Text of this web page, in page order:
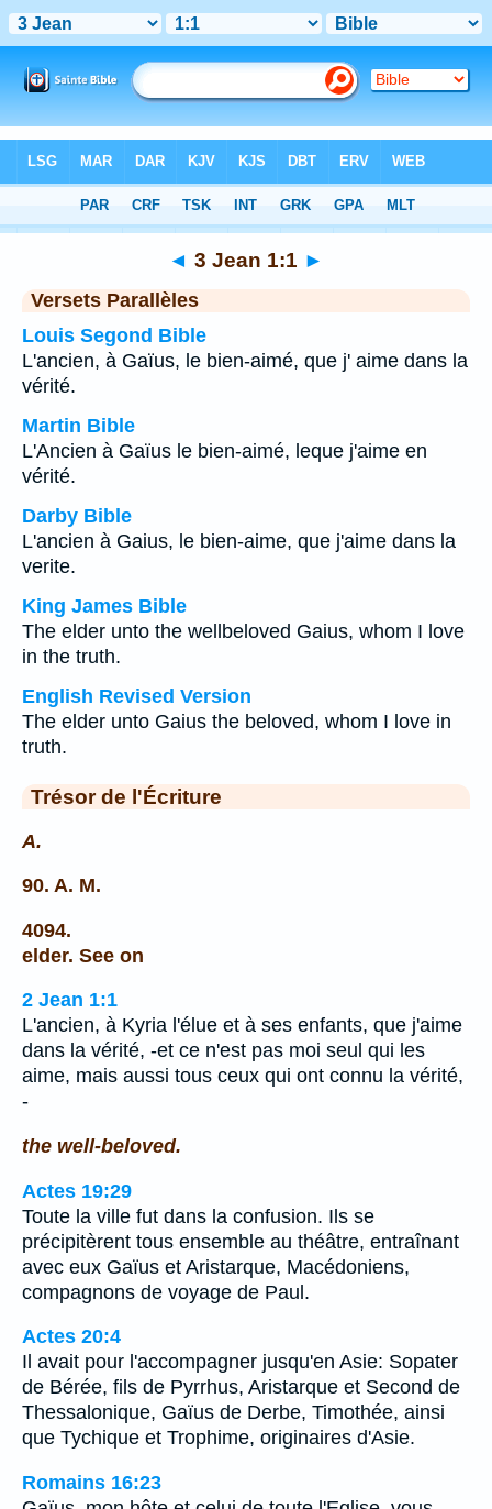
Chapitre 1> Verset 1
◄ 3 Jean 1:1 ►
Versets Parallèles
Louis Segond Bible
L'ancien, à Gaïus, le bien-aimé, que j' aime dans la
vérité.
Martin Bible
L'Ancien à Gaïus le bien-aimé, leque j'aime en
vérité.
Darby Bible
L'ancien à Gaius, le bien-aime, que j'aime dans la
verite.
King James Bible
The elder unto the wellbeloved Gaius, whom I love
in the truth.
English Revised Version
The elder unto Gaius the beloved, whom I love in
truth.
Trésor de l'Écriture
A.
90. A. M.
4094.
elder. See on
2 Jean 1:1
L'ancien, à Kyria l'élue et à ses enfants, que j'aime
dans la vérité, -et ce n'est pas moi seul qui les
aime, mais aussi tous ceux qui ont connu la vérité,
-
the well-beloved.
Actes 19:29
Toute la ville fut dans la confusion. Ils se
précipitèrent tous ensemble au théâtre, entraînant
avec eux Gaïus et Aristarque, Macédoniens,
compagnons de voyage de Paul.
Actes 20:4
Il avait pour l'accompagner jusqu'en Asie: Sopater
de Bérée, fils de Pyrrhus, Aristarque et Second de
Thessalonique, Gaïus de Derbe, Timothée, ainsi
que Tychique et Trophime, originaires d'Asie.
Romains 16:23